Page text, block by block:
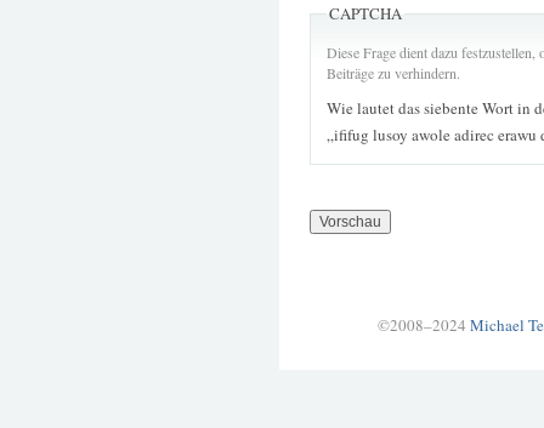
CAPTCHA
Diese Frage dient dazu
Beiträge zu verhindern.
Wie lautet das siebente Wort in
„ififug lusoy awole adirec
©2008–2024 Michael